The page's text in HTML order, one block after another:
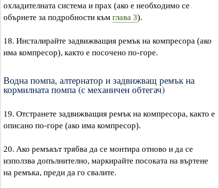
охладителната система и прах (ако е необходимо се
обърнете за подробности към глава 3).
18. Инсталирайте задвижващия ремък на компресора (ако
има компресор), както е посочено по-горе.
Водна помпа, алтернатор и задвижващ ремък на
кормилната помпа (с механичен обтегач)
19. Отстранете задвижващия ремък на компресора, както е
описано по-горе (ако има компресор).
20. Ако ремъкът трябва да се монтира отново и да се
използва допълнително, маркирайте посоката на въртене
на ремъка, преди да го свалите.